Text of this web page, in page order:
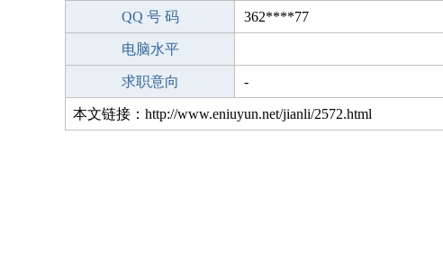
QQ 号 码 362****77
电脑水平
求职意向 -
本文链接：http://www.eniuyun.net/jianli/2572.html